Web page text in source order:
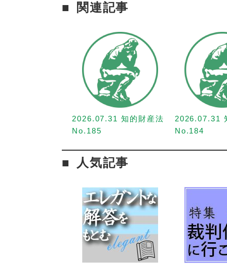
関連記事
2026.07.31 知的財産法
No.185
2026.07.31
No.184
人気記事